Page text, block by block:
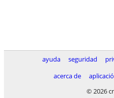
ayuda seguridad
acerca de
© 2026